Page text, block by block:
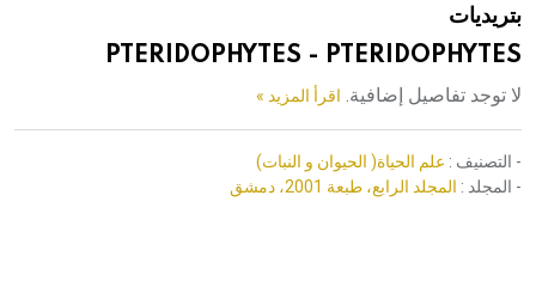
بتريديات
PTERIDOPHYTES - PTERIDOPHYTES
لا توجد تفاصيل إضافية. اقرأ المزيد »
- التصنيف : علم الحياة( الحيوان و النبات)
- المجلد : المجلد الرابع، طبعة 2001، دمشق